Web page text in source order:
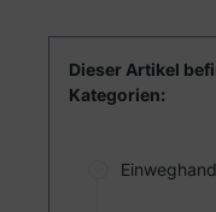
Dieser Artikel
Kategorien: